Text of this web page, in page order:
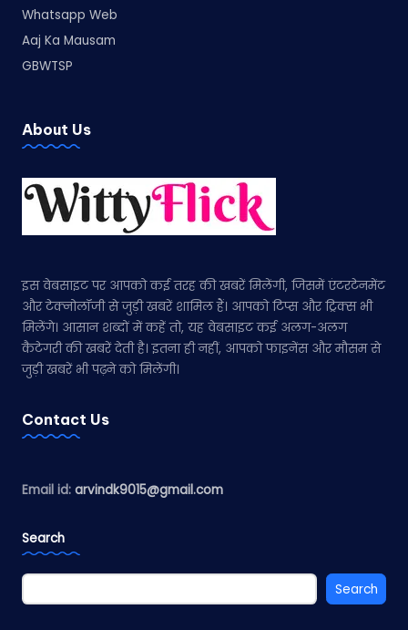
Whatsapp Web
Aaj Ka Mausam
GBWTSP
About Us
इस वेबसाइट पर आपको कई तरह की खबरें मिलेंगी, जिसमें एंटरटेनमेंट
और टेक्नोलॉजी से जुड़ी खबरें शामिल हैं। आपको टिप्स और ट्रिक्स भी
मिलेंगे। आसान शब्दों में कहें तो, यह वेबसाइट कई अलग-अलग
कैटेगरी की खबरें देती है। इतना ही नहीं, आपको फाइनेंस और मौसम से
जुड़ी खबरें भी पढ़ने को मिलेंगी।
Contact Us
Email id: arvindk9015@gmail.com
Search
Search